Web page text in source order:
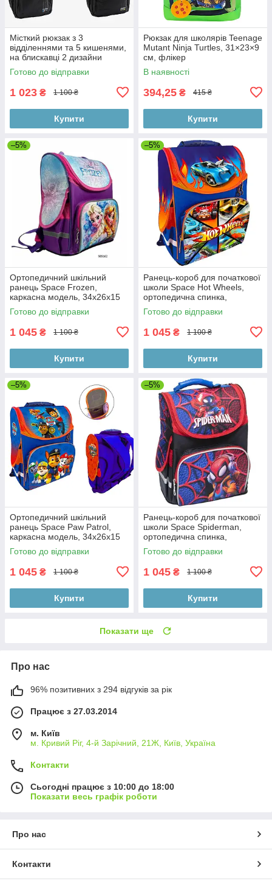
Місткий рюкзак з 3
відділеннями та 5 кишенями,
на блискавці 2 дизайни
Готово до відправки
1 023 ₴ 1 100 ₴
Купити
Рюкзак для школярів Teenage
Mutant Ninja Turtles, 31×23×9
см, флікер
В наявності
394,25 ₴ 415 ₴
Купити
–5%
Ортопедичний шкільний
ранець Space Frozen,
каркасна модель, 34х26х15
см, для школи
Готово до відправки
1 045 ₴ 1 100 ₴
Купити
–5%
Ранець-короб для початкової
школи Space Hot Wheels,
ортопедична спинка,
34х26х15 см
Готово до відправки
1 045 ₴ 1 100 ₴
Купити
–5%
Ортопедичний шкільний
ранець Space Paw Patrol,
каркасна модель, 34х26х15
см, для школи
Готово до відправки
1 045 ₴ 1 100 ₴
Купити
–5%
Ранець-короб для початкової
школи Space Spiderman,
ортопедична спинка,
34х26х15 см
Готово до відправки
1 045 ₴ 1 100 ₴
Купити
Показати ще
Про нас
96% позитивних з 294 відгуків за рік
Працює з 27.03.2014
м. Київ
м. Кривий Ріг, 4-й Зарічний, 21Ж, Київ, Україна
Контакти
Сьогодні працює з 10:00 до 18:00
Показати весь графік роботи
Про нас
Контакти